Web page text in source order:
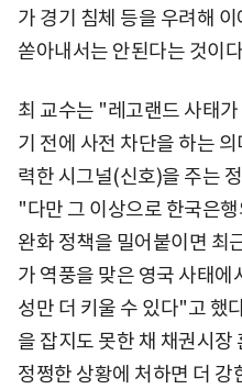
가 경기 침체 등을 우려해
쏟아내서는 안된다는 것이
최 교수는 "레고랜드 사태
기 전에 사전 차단을 하는
력한 시그널(신호)을 주는
"다만 그 이상으로 한국은
완화 정책을 밀어붙이면 최
가 역풍을 맞은 영국 사태에
성만 더 키울 수 있다"고 했
을 잡지도 못한 채 채권시장
정쩡한 상황에 처하면 더